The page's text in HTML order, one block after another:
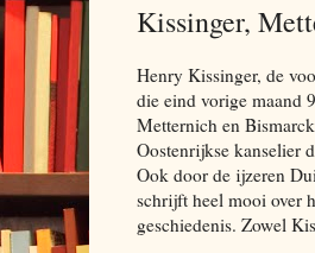
Kissinger,
Henry Kissinger, de
die eind vorige maand
Metternich en
Oostenrijkse kanselier
Ook door de ijzeren
schrijft heel mooi over
geschiedenis. Zowel